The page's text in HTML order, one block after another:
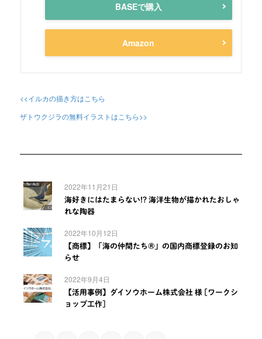
BASEで購入
Amazon
<<イルカの描き方はこちら
ザトウクジラの無料イラストはこちら>>
2022年11月21日
海好きにはたまらない!? 海洋生物が描かれたおしゃ
れな陶器
2022年10月12日
【商標】「海の仲間たち®」の国内商標登録のお知
らせ
2022年9月4日
【活用事例】ダイソウホーム株式会社 様 [ワークシ
ョップ工作]